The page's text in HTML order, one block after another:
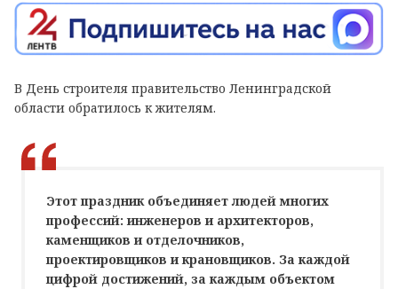
В День строителя правительство Ленинградской
области обратилось к жителям.
Этот праздник объединяет людей многих
профессий: инженеров и архитекторов,
каменщиков и отделочников,
проектировщиков и крановщиков. За каждой
цифрой достижений, за каждым объектом